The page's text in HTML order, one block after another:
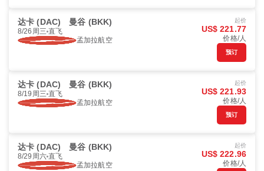
达卡 (DAC) 曼谷 (BKK)
8/26周三 直飞
孟加拉航空
起价
US$ 221.77
价格/人
预订
达卡 (DAC) 曼谷 (BKK)
8/19周三 直飞
孟加拉航空
起价
US$ 221.93
价格/人
预订
达卡 (DAC) 曼谷 (BKK)
8/29周六 直飞
孟加拉航空
起价
US$ 222.96
价格/人